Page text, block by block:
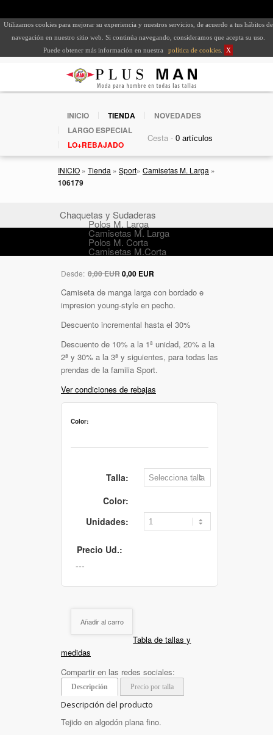
Utilizamos cookies para mejorar su experiencia y nuestros servicios, de acuerdo a tus hábitos de
navegación en nuestro sitio web. Si continúa navegando, consideramos que acepta su uso.
Puede obtener más información en nuestra
política de cookies X
INICIO TIENDA
NOVEDADES
LARGO ESPECIAL
LO+REBAJADO
Cesta -
INICIO » Tienda » Sport» Camisetas M. Larga »
106179
Chaquetas y Sudaderas
Polos M. Larga
Camisetas M. Larga
Polos M. Corta
Camisetas M.Corta
Desde: 0,00 EUR0,00 EUR
Camiseta de manga larga con bordado e
impresion young-style en pecho.
Descuento incremental hasta el 30%
Descuento de 10% a la 1ª unidad, 20% a la
2ª y 30% a la 3ª y siguientes, para todas las
prendas de la familia Sport.
Ver condiciones de rebajas
Color:
Talla:
Color:
Unidades:
Precio Ud.:
Añadir al carro
Tabla de tallas y
medidas
Compartir en las redes sociales:
Descripción Precio por talla
Descripción del producto
Tejido en algodón plana fino.